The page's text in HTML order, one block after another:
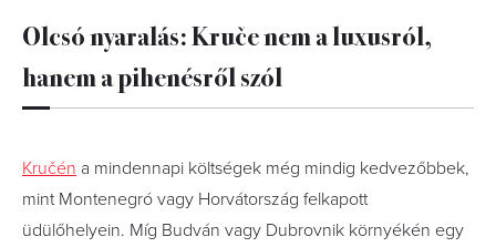
Olcsó nyaralás: Kruče nem a luxusról,
hanem a pihenésről szól
Kručén a mindennapi költségek még mindig kedvezőbbek,
mint Montenegró vagy Horvátország felkapott
üdülőhelyein. Míg Budván vagy Dubrovnik környékén egy